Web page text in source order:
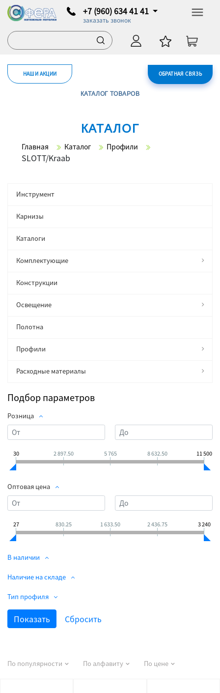
+7 (960) 634 41 41
заказать звонок
ОБРАТНАЯ СВЯЗЬ
НАШИ АКЦИИ
КАТАЛОГ ТОВАРОВ
КАТАЛОГ
Главная Каталог Профили
SLOTT/Kraab
Инструмент
Карнизы
Каталоги
Комплектующие
Конструкции
Освещение
Полотна
Профили
Расходные материалы
Подбор параметров
Розница
30 2 897.50 5 765 8 632.50 11 500
Оптовая цена
27 830.25 1 633.50 2 436.75 3 240
В наличии
Наличие на складе
Тип профиля
По популярности По алфавиту По цене